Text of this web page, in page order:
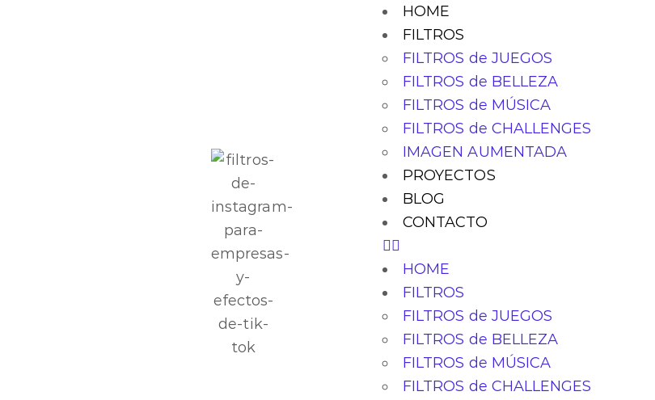
HOME
FILTROS
FILTROS de JUEGOS
FILTROS de BELLEZA
FILTROS de MÚSICA
FILTROS de CHALLENGES
IMAGEN AUMENTADA
PROYECTOS
BLOG
CONTACTO
HOME
FILTROS
FILTROS de JUEGOS
FILTROS de BELLEZA
FILTROS de MÚSICA
FILTROS de CHALLENGES